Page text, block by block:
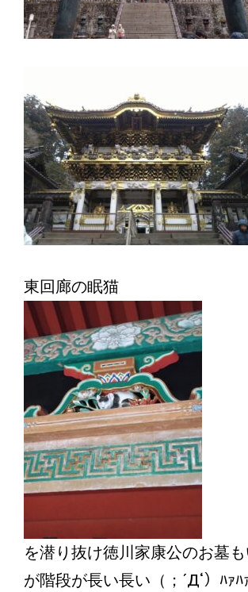
東回廊の眠猫
を潜り抜け徳川家康公のお墓
が階段が長い長い（；´Д‘）ﾊｧﾊ